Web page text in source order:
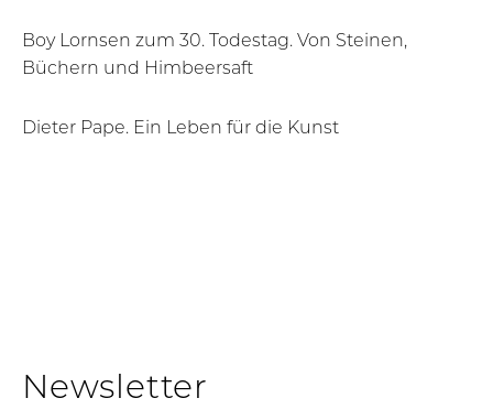
Boy Lornsen zum 30. Todestag. Von Steinen,
Büchern und Himbeersaft
Dieter Pape. Ein Leben für die Kunst
Newsletter